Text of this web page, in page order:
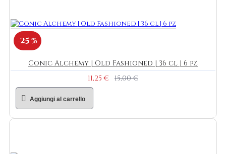
-25 %
Conic Alchemy | Old Fashioned | 36 cl | 6 pz
11,25 €
15,00 €
Aggiungi al carrello